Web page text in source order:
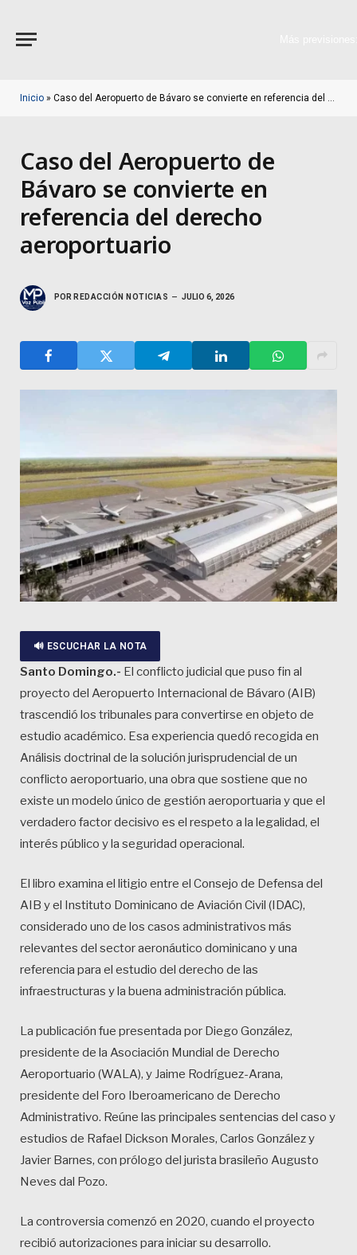
Inicio » Caso del Aeropuerto de Bávaro se convierte en referencia del derecho aeroportuario
Caso del Aeropuerto de
Bávaro se convierte en
referencia del derecho
aeroportuario
POR REDACCIÓN NOTICIAS JULIO 6, 2026
🔊 ESCUCHAR LA NOTA
Santo Domingo.- El conflicto judicial que puso fin al
proyecto del Aeropuerto Internacional de Bávaro (AIB)
trascendió los tribunales para convertirse en objeto de
estudio académico. Esa experiencia quedó recogida en
Análisis doctrinal de la solución jurisprudencial de un
conflicto aeroportuario, una obra que sostiene que no
existe un modelo único de gestión aeroportuaria y que el
verdadero factor decisivo es el respeto a la legalidad, el
interés público y la seguridad operacional.
El libro examina el litigio entre el Consejo de Defensa del
AIB y el Instituto Dominicano de Aviación Civil (IDAC),
considerado uno de los casos administrativos más
relevantes del sector aeronáutico dominicano y una
referencia para el estudio del derecho de las
infraestructuras y la buena administración pública.
La publicación fue presentada por Diego González,
presidente de la Asociación Mundial de Derecho
Aeroportuario (WALA), y Jaime Rodríguez-Arana,
presidente del Foro Iberoamericano de Derecho
Administrativo. Reúne las principales sentencias del caso y
estudios de Rafael Dickson Morales, Carlos González y
Javier Barnes, con prólogo del jurista brasileño Augusto
Neves dal Pozo.
La controversia comenzó en 2020, cuando el proyecto
recibió autorizaciones para iniciar su desarrollo.